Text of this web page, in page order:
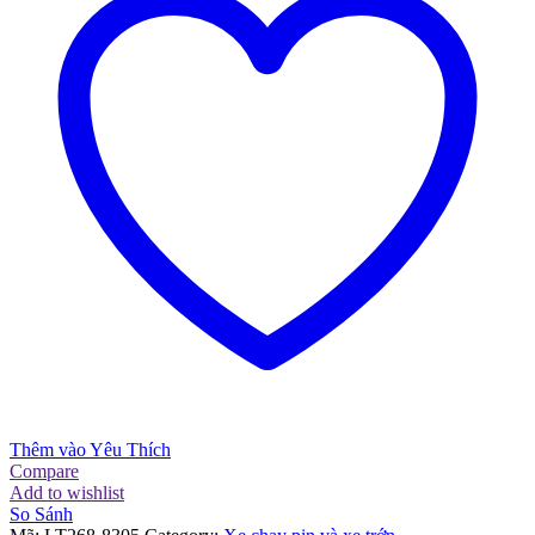
Thêm vào Yêu Thích
Compare
Add to wishlist
So Sánh